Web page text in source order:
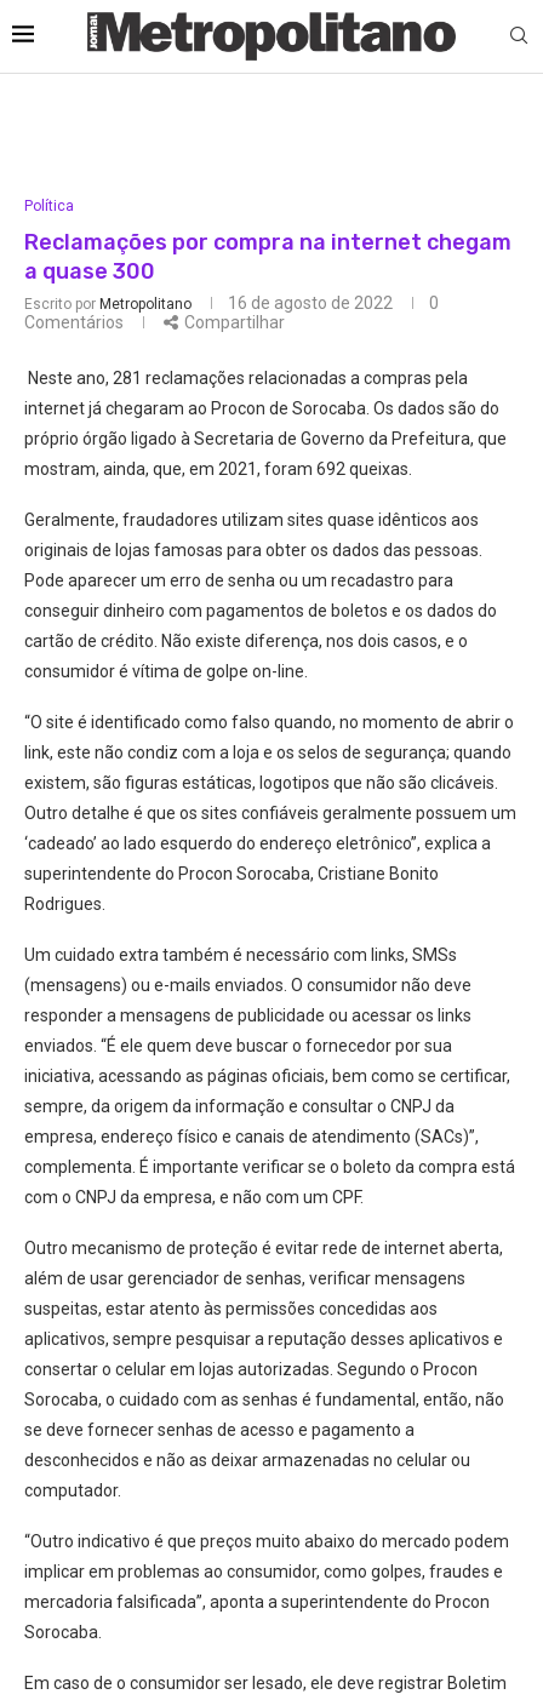
Política
Reclamações por compra na internet chegam
a quase 300
Escrito por Metropolitano 16 de agosto de 2022
0
Comentários
Compartilhar
Neste ano, 281 reclamações relacionadas a compras pela
internet já chegaram ao Procon de Sorocaba. Os dados são do
próprio órgão ligado à Secretaria de Governo da Prefeitura, que
mostram, ainda, que, em 2021, foram 692 queixas.
Geralmente, fraudadores utilizam sites quase idênticos aos
originais de lojas famosas para obter os dados das pessoas.
Pode aparecer um erro de senha ou um recadastro para
conseguir dinheiro com pagamentos de boletos e os dados do
cartão de crédito. Não existe diferença, nos dois casos, e o
consumidor é vítima de golpe on-line.
“O site é identificado como falso quando, no momento de abrir o
link, este não condiz com a loja e os selos de segurança; quando
existem, são figuras estáticas, logotipos que não são clicáveis.
Outro detalhe é que os sites confiáveis geralmente possuem um
‘cadeado’ ao lado esquerdo do endereço eletrônico”, explica a
superintendente do Procon Sorocaba, Cristiane Bonito
Rodrigues.
Um cuidado extra também é necessário com links, SMSs
(mensagens) ou e-mails enviados. O consumidor não deve
responder a mensagens de publicidade ou acessar os links
enviados. “É ele quem deve buscar o fornecedor por sua
iniciativa, acessando as páginas oficiais, bem como se certificar,
sempre, da origem da informação e consultar o CNPJ da
empresa, endereço físico e canais de atendimento (SACs)”,
complementa. É importante verificar se o boleto da compra está
com o CNPJ da empresa, e não com um CPF.
Outro mecanismo de proteção é evitar rede de internet aberta,
além de usar gerenciador de senhas, verificar mensagens
suspeitas, estar atento às permissões concedidas aos
aplicativos, sempre pesquisar a reputação desses aplicativos e
consertar o celular em lojas autorizadas. Segundo o Procon
Sorocaba, o cuidado com as senhas é fundamental, então, não
se deve fornecer senhas de acesso e pagamento a
desconhecidos e não as deixar armazenadas no celular ou
computador.
“Outro indicativo é que preços muito abaixo do mercado podem
implicar em problemas ao consumidor, como golpes, fraudes e
mercadoria falsificada”, aponta a superintendente do Procon
Sorocaba.
Em caso de o consumidor ser lesado, ele deve registrar Boletim